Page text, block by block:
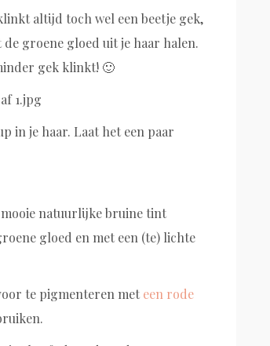
altijd toch wel een beetje gek,
groene gloed uit je haar halen.
gek klinkt! 🙂
in je haar. Laat het een paar
mooie natuurlijke bruine tint
gloed en met een (te) lichte
te pigmenteren met een rode